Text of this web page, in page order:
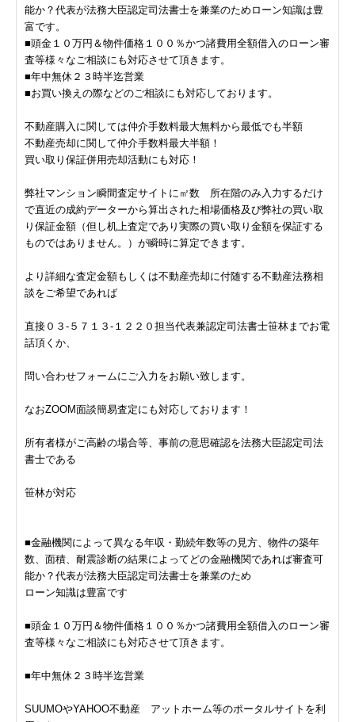
能か？代表が法務大臣認定司法書士を兼業のためローン知識は豊
富です。
■頭金１０万円＆物件価格１００％かつ諸費用全額借入のローン審
査等様々なご相談にも対応させて頂きます。
■年中無休２３時半迄営業
■お買い換えの際などのご相談にも対応しております。
不動産購入に関しては仲介手数料最大無料から最低でも半額
不動産売却に関して仲介手数料最大半額！
買い取り保証併用売却活動にも対応！
弊社マンション瞬間査定サイトに㎡数 所在階のみ入力するだけ
で直近の成約データーから算出された相場価格及び弊社の買い取
り保証金額（但し机上査定であり実際の買い取り金額を保証する
ものではありません。）が瞬時に算定できます。
より詳細な査定金額もしくは不動産売却に付随する不動産法務相
談をご希望であれば
直接０３-５７１３-１２２０担当代表兼認定司法書士笹林までお電
話頂くか、
問い合わせフォームにご入力をお願い致します。
なおZOOM面談簡易査定にも対応しております！
所有者様がご高齢の場合等、事前の意思確認を法務大臣認定司法
書士である
笹林が対応
■金融機関によって異なる年収・勤続年数等の見方、物件の築年
数、面積、耐震診断の結果によってどの金融機関であれば審査可
能か？代表が法務大臣認定司法書士を兼業のため
ローン知識は豊富です
■頭金１０万円＆物件価格１００％かつ諸費用全額借入のローン審
査等様々なご相談にも対応させて頂きます。
■年中無休２３時半迄営業
SUUMOやYAHOO不動産 アットホーム等のポータルサイトを利